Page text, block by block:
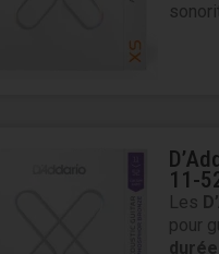
11-
Les
pour